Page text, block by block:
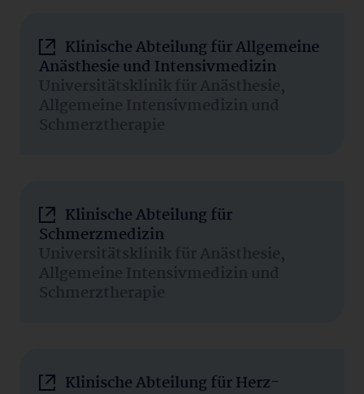
Klinische Abteilung für Allgemeine
Anästhesie und Intensivmedizin
Universitätsklinik für Anästhesie,
Allgemeine Intensivmedizin und
Schmerztherapie
Klinische Abteilung für
Schmerzmedizin
Universitätsklinik für Anästhesie,
Allgemeine Intensivmedizin und
Schmerztherapie
Klinische Abteilung für Herz-